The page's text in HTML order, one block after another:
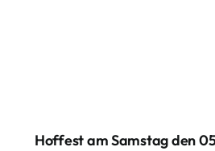
Hoffest am Samstag den